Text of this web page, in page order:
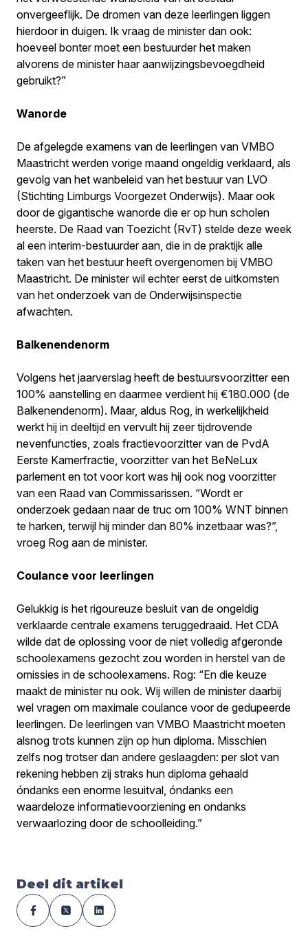
onvergeeflijk. De dromen van deze leerlingen liggen
hierdoor in duigen. Ik vraag de minister dan ook:
hoeveel bonter moet een bestuurder het maken
alvorens de minister haar aanwijzingsbevoegdheid
gebruikt?”
Wanorde
De afgelegde examens van de leerlingen van VMBO
Maastricht werden vorige maand ongeldig verklaard, als
gevolg van het wanbeleid van het bestuur van LVO
(Stichting Limburgs Voorgezet Onderwijs). Maar ook
door de gigantische wanorde die er op hun scholen
heerste. De Raad van Toezicht (RvT) stelde deze week
al een interim-bestuurder aan, die in de praktijk alle
taken van het bestuur heeft overgenomen bij VMBO
Maastricht. De minister wil echter eerst de uitkomsten
van het onderzoek van de Onderwijsinspectie
afwachten.
Balkenendenorm
Volgens het jaarverslag heeft de bestuursvoorzitter een
100% aanstelling en daarmee verdient hij €180.000 (de
Balkenendenorm). Maar, aldus Rog, in werkelijkheid
werkt hij in deeltijd en vervult hij zeer tijdrovende
nevenfuncties, zoals fractievoorzitter van de PvdA
Eerste Kamerfractie, voorzitter van het BeNeLux
parlement en tot voor kort was hij ook nog voorzitter
van een Raad van Commissarissen. “Wordt er
onderzoek gedaan naar de truc om 100% WNT binnen
te harken, terwijl hij minder dan 80% inzetbaar was?”,
vroeg Rog aan de minister.
Coulance voor leerlingen
Gelukkig is het rigoureuze besluit van de ongeldig
verklaarde centrale examens teruggedraaid. Het CDA
wilde dat de oplossing voor de niet volledig afgeronde
schoolexamens gezocht zou worden in herstel van de
omissies in de schoolexamens. Rog: “En die keuze
maakt de minister nu ook. Wij willen de minister daarbij
wel vragen om maximale coulance voor de gedupeerde
leerlingen. De leerlingen van VMBO Maastricht moeten
alsnog trots kunnen zijn op hun diploma. Misschien
zelfs nog trotser dan andere geslaagden: per slot van
rekening hebben zij straks hun diploma gehaald
óndanks een enorme lesuitval, óndanks een
waardeloze informatievoorziening en ondanks
verwaarlozing door de schoolleiding.”
Deel dit artikel